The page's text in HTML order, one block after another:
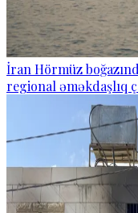
İran Hörmüz
regional əməkdaşlıq